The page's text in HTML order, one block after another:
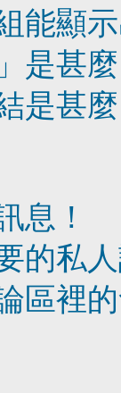
能顯
是甚
是甚
息！
的私
區裡